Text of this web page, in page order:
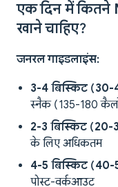
एक दिन में कितने
खाने चाहिए?
जनरल गाइडलाइंस:
3-4 बिस्किट
स्नैक (135-180
2-3 बिस्किट (20-
के लिए अधिकतम
4-5 बिस्किट
पोस्ट-वर्कआउट